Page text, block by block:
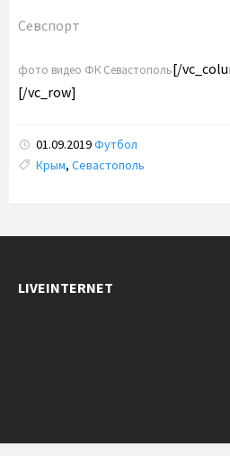
Севспорт
фото видео ФК Севастополь[/
[/vc_row]
01.09.2019Футбол
Tags:
Крым, Севастополь
LIVEINTERNET